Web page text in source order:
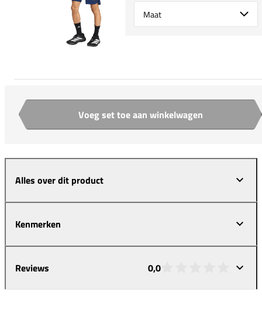
Select {option} for {name}
Aantal Voeg set toe aan winkelwagen
Alles over dit product
Kenmerken
Reviews 0,0